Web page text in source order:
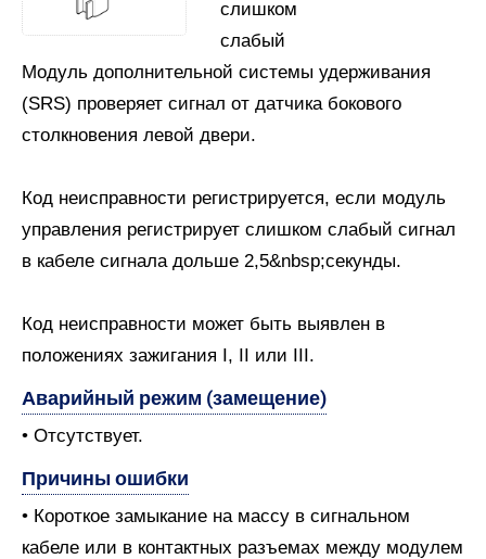
Модуль дополнительной системы удерживания
(SRS) проверяет сигнал от датчика бокового
столкновения левой двери.
Код неисправности регистрируется, если модуль
управления регистрирует слишком слабый сигнал
в кабеле сигнала дольше 2,5&nbsp;секунды.
Код неисправности может быть выявлен в
положениях зажигания I, II или III.
Аварийный режим (замещение)
• Отсутствует.
Причины ошибки
• Короткое замыкание на массу в сигнальном
кабеле или в контактных разъемах между модулем